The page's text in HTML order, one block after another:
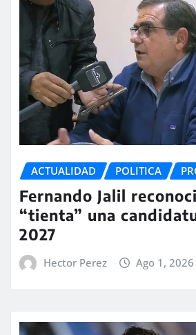
ACTUALIDAD POLITICA
Fernando Jalil
“tienta” una
2027
Hector Perez Ago 1, 2026